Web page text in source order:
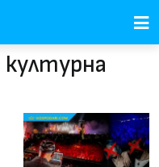
културна